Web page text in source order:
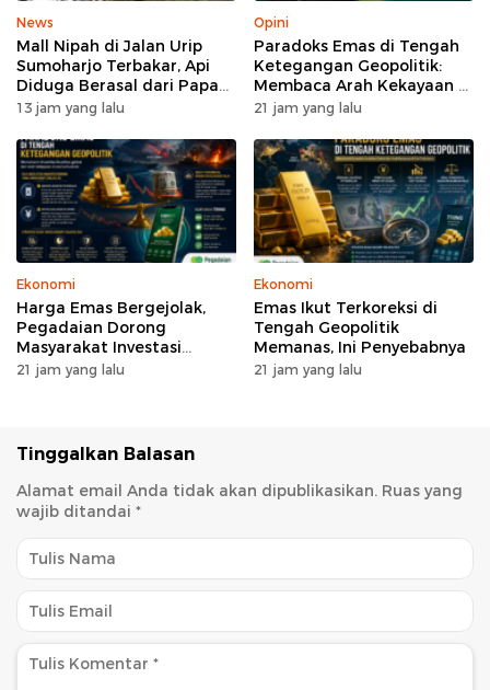
News
Mall Nipah di Jalan Urip
Sumoharjo Terbakar, Api
Diduga Berasal dari Papan
Reklame
13 jam yang lalu
Opini
Paradoks Emas di Tengah
Ketegangan Geopolitik:
Membaca Arah Kekayaan di
Era Turbulensi
21 jam yang lalu
Ekonomi
Harga Emas Bergejolak,
Pegadaian Dorong
Masyarakat Investasi
Secara Bertahap
21 jam yang lalu
Ekonomi
Emas Ikut Terkoreksi di
Tengah Geopolitik
Memanas, Ini Penyebabnya
21 jam yang lalu
Tinggalkan Balasan
Alamat email Anda tidak akan dipublikasikan. Ruas yang
wajib ditandai *